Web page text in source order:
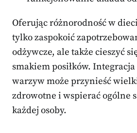
Oferując różnorodność w
tylko zaspokoić
odżywcze, ale także cieszyć
smakiem posiłków.
warzyw może przynieść
zdrowotne i wspierać ogólne
każdej osoby.